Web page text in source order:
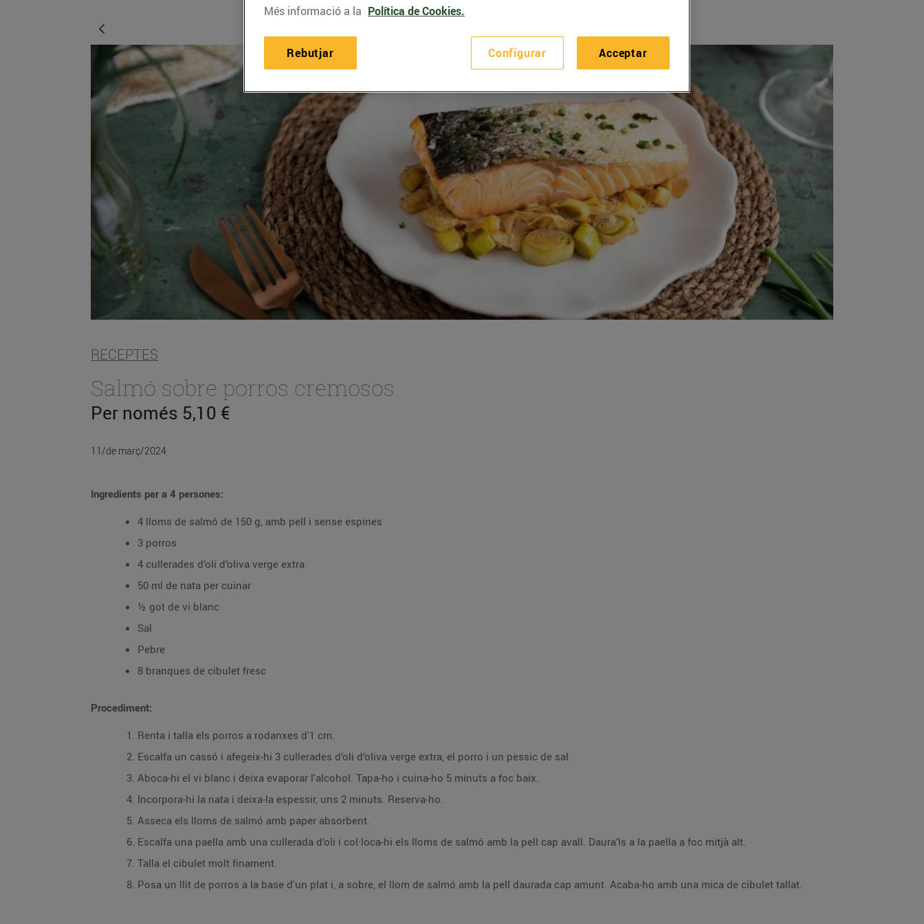
RECEPTES
Salmó sobre porros cremosos
Per només 5,10 €
11/de març/2024
Ingredients per a 4 persones:
4 lloms de salmó de 150 g, amb pell i sense espines
3 porros
4 cullerades d’oli d’oliva verge extra
50 ml de nata per cuinar
½ got de vi blanc
Sal
Pebre
8 branques de cibulet fresc
Procediment:
Renta i talla els porros a rodanxes d'1 cm.
Escalfa un cassó i afegeix-hi 3 cullerades d’oli d’oliva verge extra, el porro i un pessic de sal.
Aboca-hi el vi blanc i deixa evaporar l'alcohol. Tapa-ho i cuina-ho 5 minuts a foc baix.
Incorpora-hi la nata i deixa-la espessir, uns 2 minuts. Reserva-ho.
Asseca els lloms de salmó amb paper absorbent.
Escalfa una paella amb una cullerada d’oli i col·loca-hi els lloms de salmó amb la pell cap avall. Daura’ls a la paella a foc mitjà alt.
Talla el cibulet molt finament.
Posa un llit de porros a la base d'un plat i, a sobre, el llom de salmó amb la pell daurada cap amunt. Acaba-ho amb una mica de cibulet tallat.
Més informació a la Política de Cookies.
Configurar
Rebutjar Acceptar